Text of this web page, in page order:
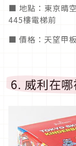
■ 地點：東京晴
445樓電梯前
■ 價格：天望甲
6. 威利在